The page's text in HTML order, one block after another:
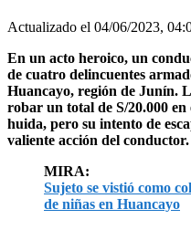
Actualizado el 04/06/2023,
En un acto heroico, un
de cuatro delincuentes
Huancayo, región de Junín.
robar un total de S/20.000
huida, pero su intento de
valiente acción del conductor.
MIRA:
Sujeto se vistió como
de niñas en Huancayo